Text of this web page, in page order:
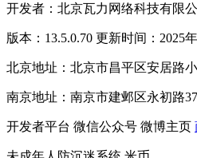
开发者：北京瓦力网络科技有限
版本：13.5.0.70 更新时间：2025
北京地址：北京市昌平区安居路
南京地址：南京市建邺区永初路
开发者平台 微信公众号 微博主页